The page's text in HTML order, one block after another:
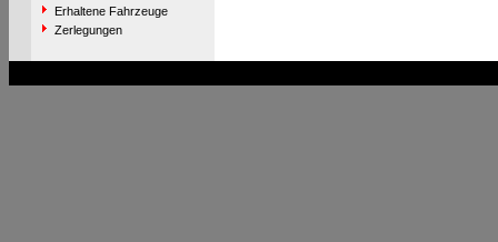
Erhaltene Fahrzeuge
Zerlegungen